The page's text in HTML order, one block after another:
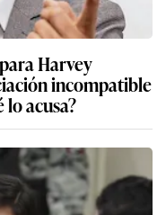
Harvey
incompatible
acusa?